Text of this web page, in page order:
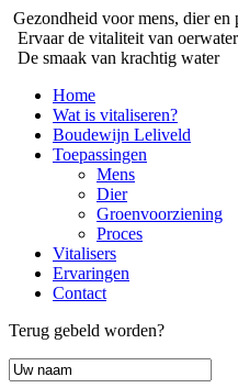
Gezondheid voor mens, dier en
Ervaar de vitaliteit van oerwater
De smaak van krachtig water
Home
Wat is vitaliseren?
Boudewijn Leliveld
Toepassingen
Mens
Dier
Groenvoorziening
Proces
Vitalisers
Ervaringen
Contact
Terug gebeld worden?